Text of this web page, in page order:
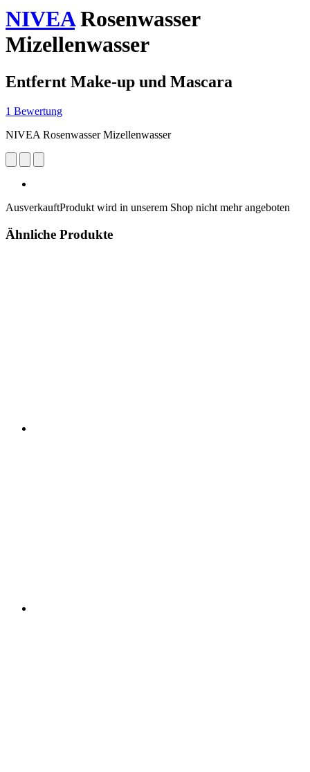
NIVEARosenwasser
Mizellenwasser
Entfernt Make-up und Mascara
1 Bewertung
NIVEA Rosenwasser Mizellenwasser
AusverkauftProdukt wird in unserem Shop nicht mehr angeboten
Ähnliche Produkte